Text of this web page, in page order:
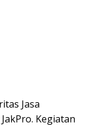
Jasa
Kegiatan